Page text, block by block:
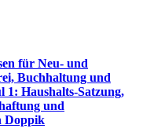
für Neu- und
Buchhaltung und
1: Haushalts-Satzung,
und
Doppik